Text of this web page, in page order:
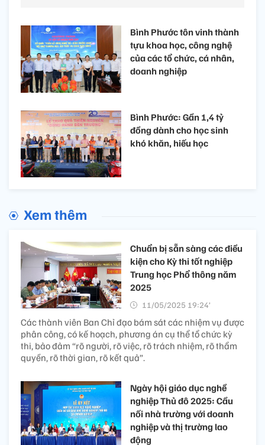
Bình Phước tôn vinh thành
tựu khoa học, công nghệ
của các tổ chức, cá nhân,
doanh nghiệp
Bình Phước: Gần 1,4 tỷ
đồng dành cho học sinh
khó khăn, hiếu học
Xem thêm
Chuẩn bị sẵn sàng các điều
kiện cho Kỳ thi tốt nghiệp
Trung học Phổ thông năm
2025
11/05/2025 19:24’
Các thành viên Ban Chỉ đạo bám sát các nhiệm vụ được
phân công, có kế hoạch, phương án cụ thể tổ chức kỳ
thi, bảo đảm “rõ người, rõ việc, rõ trách nhiệm, rõ thẩm
quyền, rõ thời gian, rõ kết quả”.
Ngày hội giáo dục nghề
nghiệp Thủ đô 2025: Cầu
nối nhà trường với doanh
nghiệp và thị trường lao
động